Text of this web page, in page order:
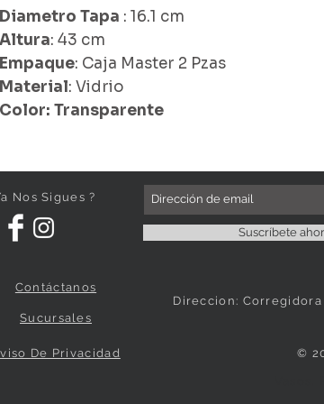
Diametro Tapa : 16.1 cm
Altura: 43 cm
Empaque: Caja Master 2 Pzas
Material: Vidrio
Color: Transparente
Nos Sigues ?
Suscríbete
Contáctanos
Direccion:
Sucursales
De Privacidad ©